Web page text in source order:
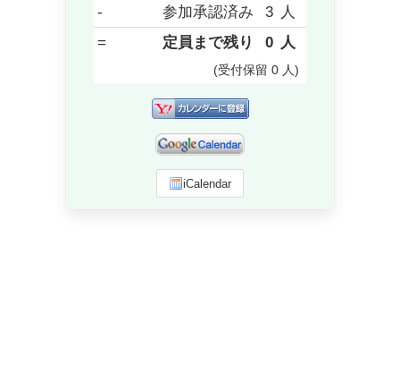
-
参加承認済み 3 人
=
定員まで残り 0 人
(受付保留 0 人)
iCalendar